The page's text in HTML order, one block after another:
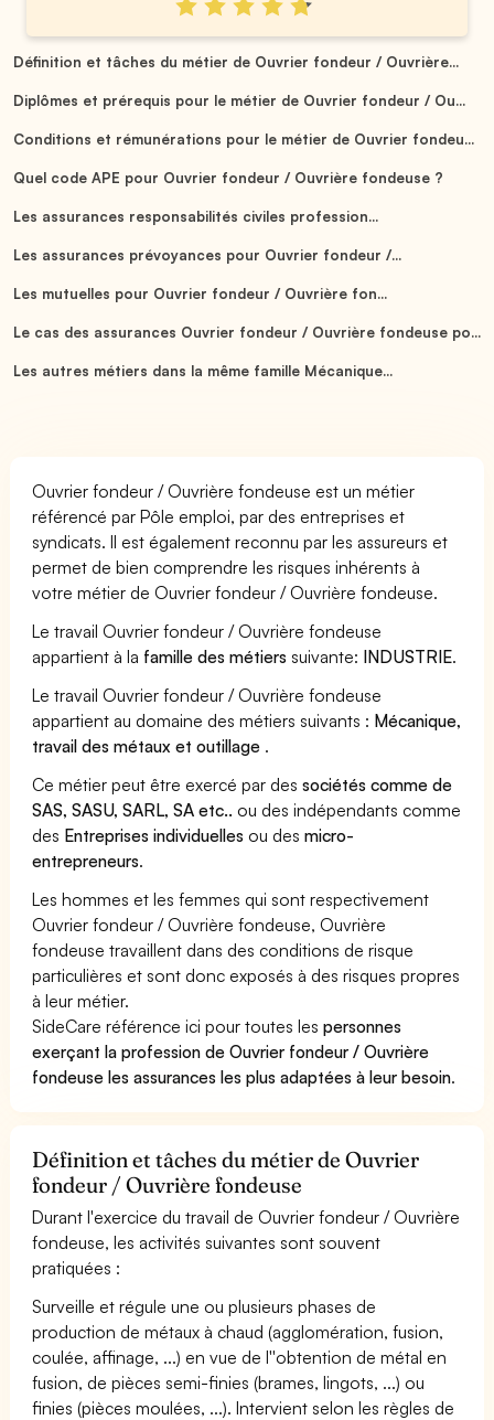
Définition et tâches du métier de Ouvrier fondeur / Ouvrière...
Diplômes et prérequis pour le métier de Ouvrier fondeur / Ou...
Conditions et rémunérations pour le métier de Ouvrier fondeu...
Quel code APE pour Ouvrier fondeur / Ouvrière fondeuse ?
Les assurances responsabilités civiles profession...
Les assurances prévoyances pour Ouvrier fondeur /...
Les mutuelles pour Ouvrier fondeur / Ouvrière fon...
Le cas des assurances Ouvrier fondeur / Ouvrière fondeuse po...
Les autres métiers dans la même famille Mécanique...
Ouvrier fondeur / Ouvrière fondeuse est un métier
référencé par Pôle emploi, par des entreprises et
syndicats. Il est également reconnu par les assureurs et
permet de bien comprendre les risques inhérents à
votre métier de Ouvrier fondeur / Ouvrière fondeuse.
Le travail Ouvrier fondeur / Ouvrière fondeuse
appartient à la famille des métiers suivante: INDUSTRIE.
Le travail Ouvrier fondeur / Ouvrière fondeuse
appartient au domaine des métiers suivants : Mécanique,
travail des métaux et outillage .
Ce métier peut être exercé par dessociétés comme de
SAS, SASU, SARL, SA etc.. ou des indépendants comme
des Entreprises individuelles ou desmicro-
entrepreneurs.
Les hommes et les femmes qui sont respectivement
Ouvrier fondeur / Ouvrière fondeuse, Ouvrière
fondeuse travaillent dans des conditions de risque
particulières et sont donc exposés à des risques propres
à leur métier.
SideCare référence ici pour toutes lespersonnes
exerçant la profession de Ouvrier fondeur / Ouvrière
fondeuse les assurances les plus adaptées à leur besoin.
Définition et tâches du métier de Ouvrier
fondeur / Ouvrière fondeuse
Durant l'exercice du travail de Ouvrier fondeur / Ouvrière
fondeuse, les activités suivantes sont souvent
pratiquées :
Surveille et régule une ou plusieurs phases de
production de métaux à chaud (agglomération, fusion,
coulée, affinage, ...) en vue de l''obtention de métal en
fusion, de pièces semi-finies (brames, lingots, ...) ou
finies (pièces moulées, ...). Intervient selon les règles de